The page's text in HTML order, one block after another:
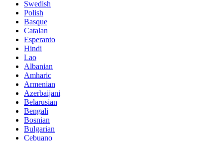
Swedish
Polish
Basque
Catalan
Esperanto
Hindi
Lao
Albanian
Amharic
Armenian
Azerbaijani
Belarusian
Bengali
Bosnian
Bulgarian
Cebuano